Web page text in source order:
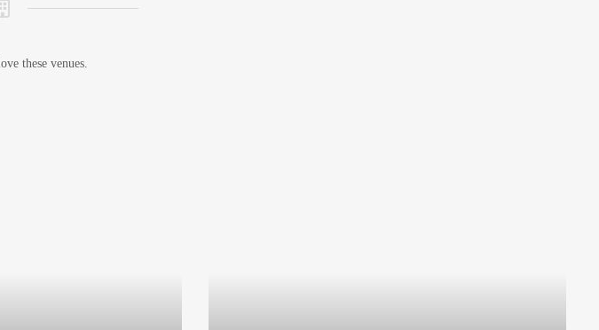
these venues.